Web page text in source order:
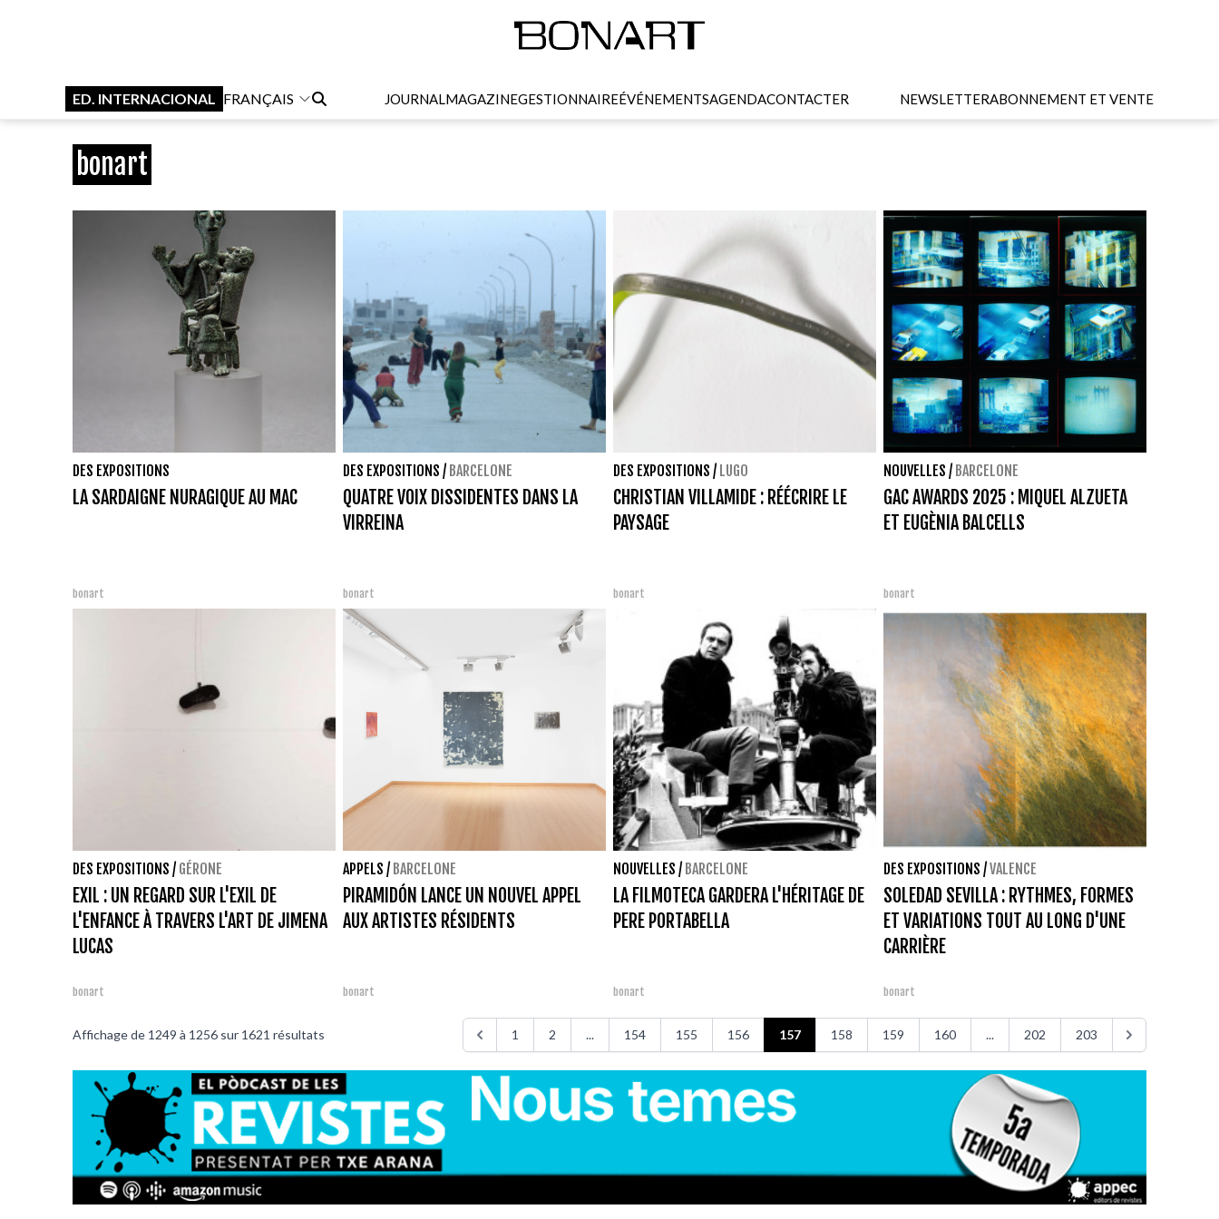
ED. INTERNACIONAL FRANÇAIS JOURNALMAGAZINEGESTIONNAIREÉVÉNEMENTSAGENDACONTACTER NEWSLETTERABONNEMENT ET VENTE
bonart
DES EXPOSITIONS
LA SARDAIGNE NURAGIQUE AU MAC
bonart
DES EXPOSITIONS / BARCELONE
QUATRE VOIX DISSIDENTES DANS LA
VIRREINA
bonart
DES EXPOSITIONS / LUGO
CHRISTIAN VILLAMIDE : RÉÉCRIRE LE
PAYSAGE
bonart
NOUVELLES / BARCELONE
GAC AWARDS 2025 : MIQUEL ALZUETA
ET EUGÈNIA BALCELLS
bonart
DES EXPOSITIONS / GÉRONE
EXIL : UN REGARD SUR L'EXIL DE
L'ENFANCE À TRAVERS L'ART DE JIMENA
LUCAS
bonart
APPELS / BARCELONE
PIRAMIDÓN LANCE UN NOUVEL APPEL
AUX ARTISTES RÉSIDENTS
bonart
NOUVELLES / BARCELONE
LA FILMOTECA GARDERA L'HÉRITAGE DE
PERE PORTABELLA
bonart
DES EXPOSITIONS /VALENCE
SOLEDAD SEVILLA : RYTHMES, FORMES
ET VARIATIONS TOUT AU LONG D'UNE
CARRIÈRE
bonart
Affichage de 1249 à 1256 sur 1621 résultats 1 2 ... 154 155 156 157 158 159 160 ... 202 203